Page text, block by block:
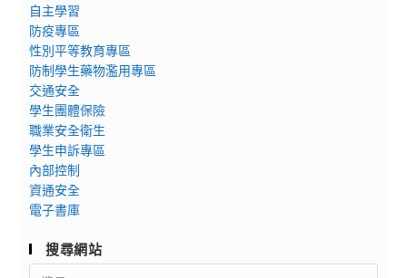
自主學習
防疫專區
性別平等教育專區
防制學生藥物濫用專區
交通安全
學生團體保險
職業安全衛生
學生申訴專區
內部控制
資通安全
電子書庫
搜尋網站
Search